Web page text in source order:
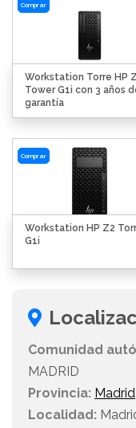
Comprar
Workstation Torre HP
Tower G1i con 3 años
garantía
Comprar
Workstation HP Z2
G1i
Comunidad
MADRID
Provincia: Madrid
Localidad: